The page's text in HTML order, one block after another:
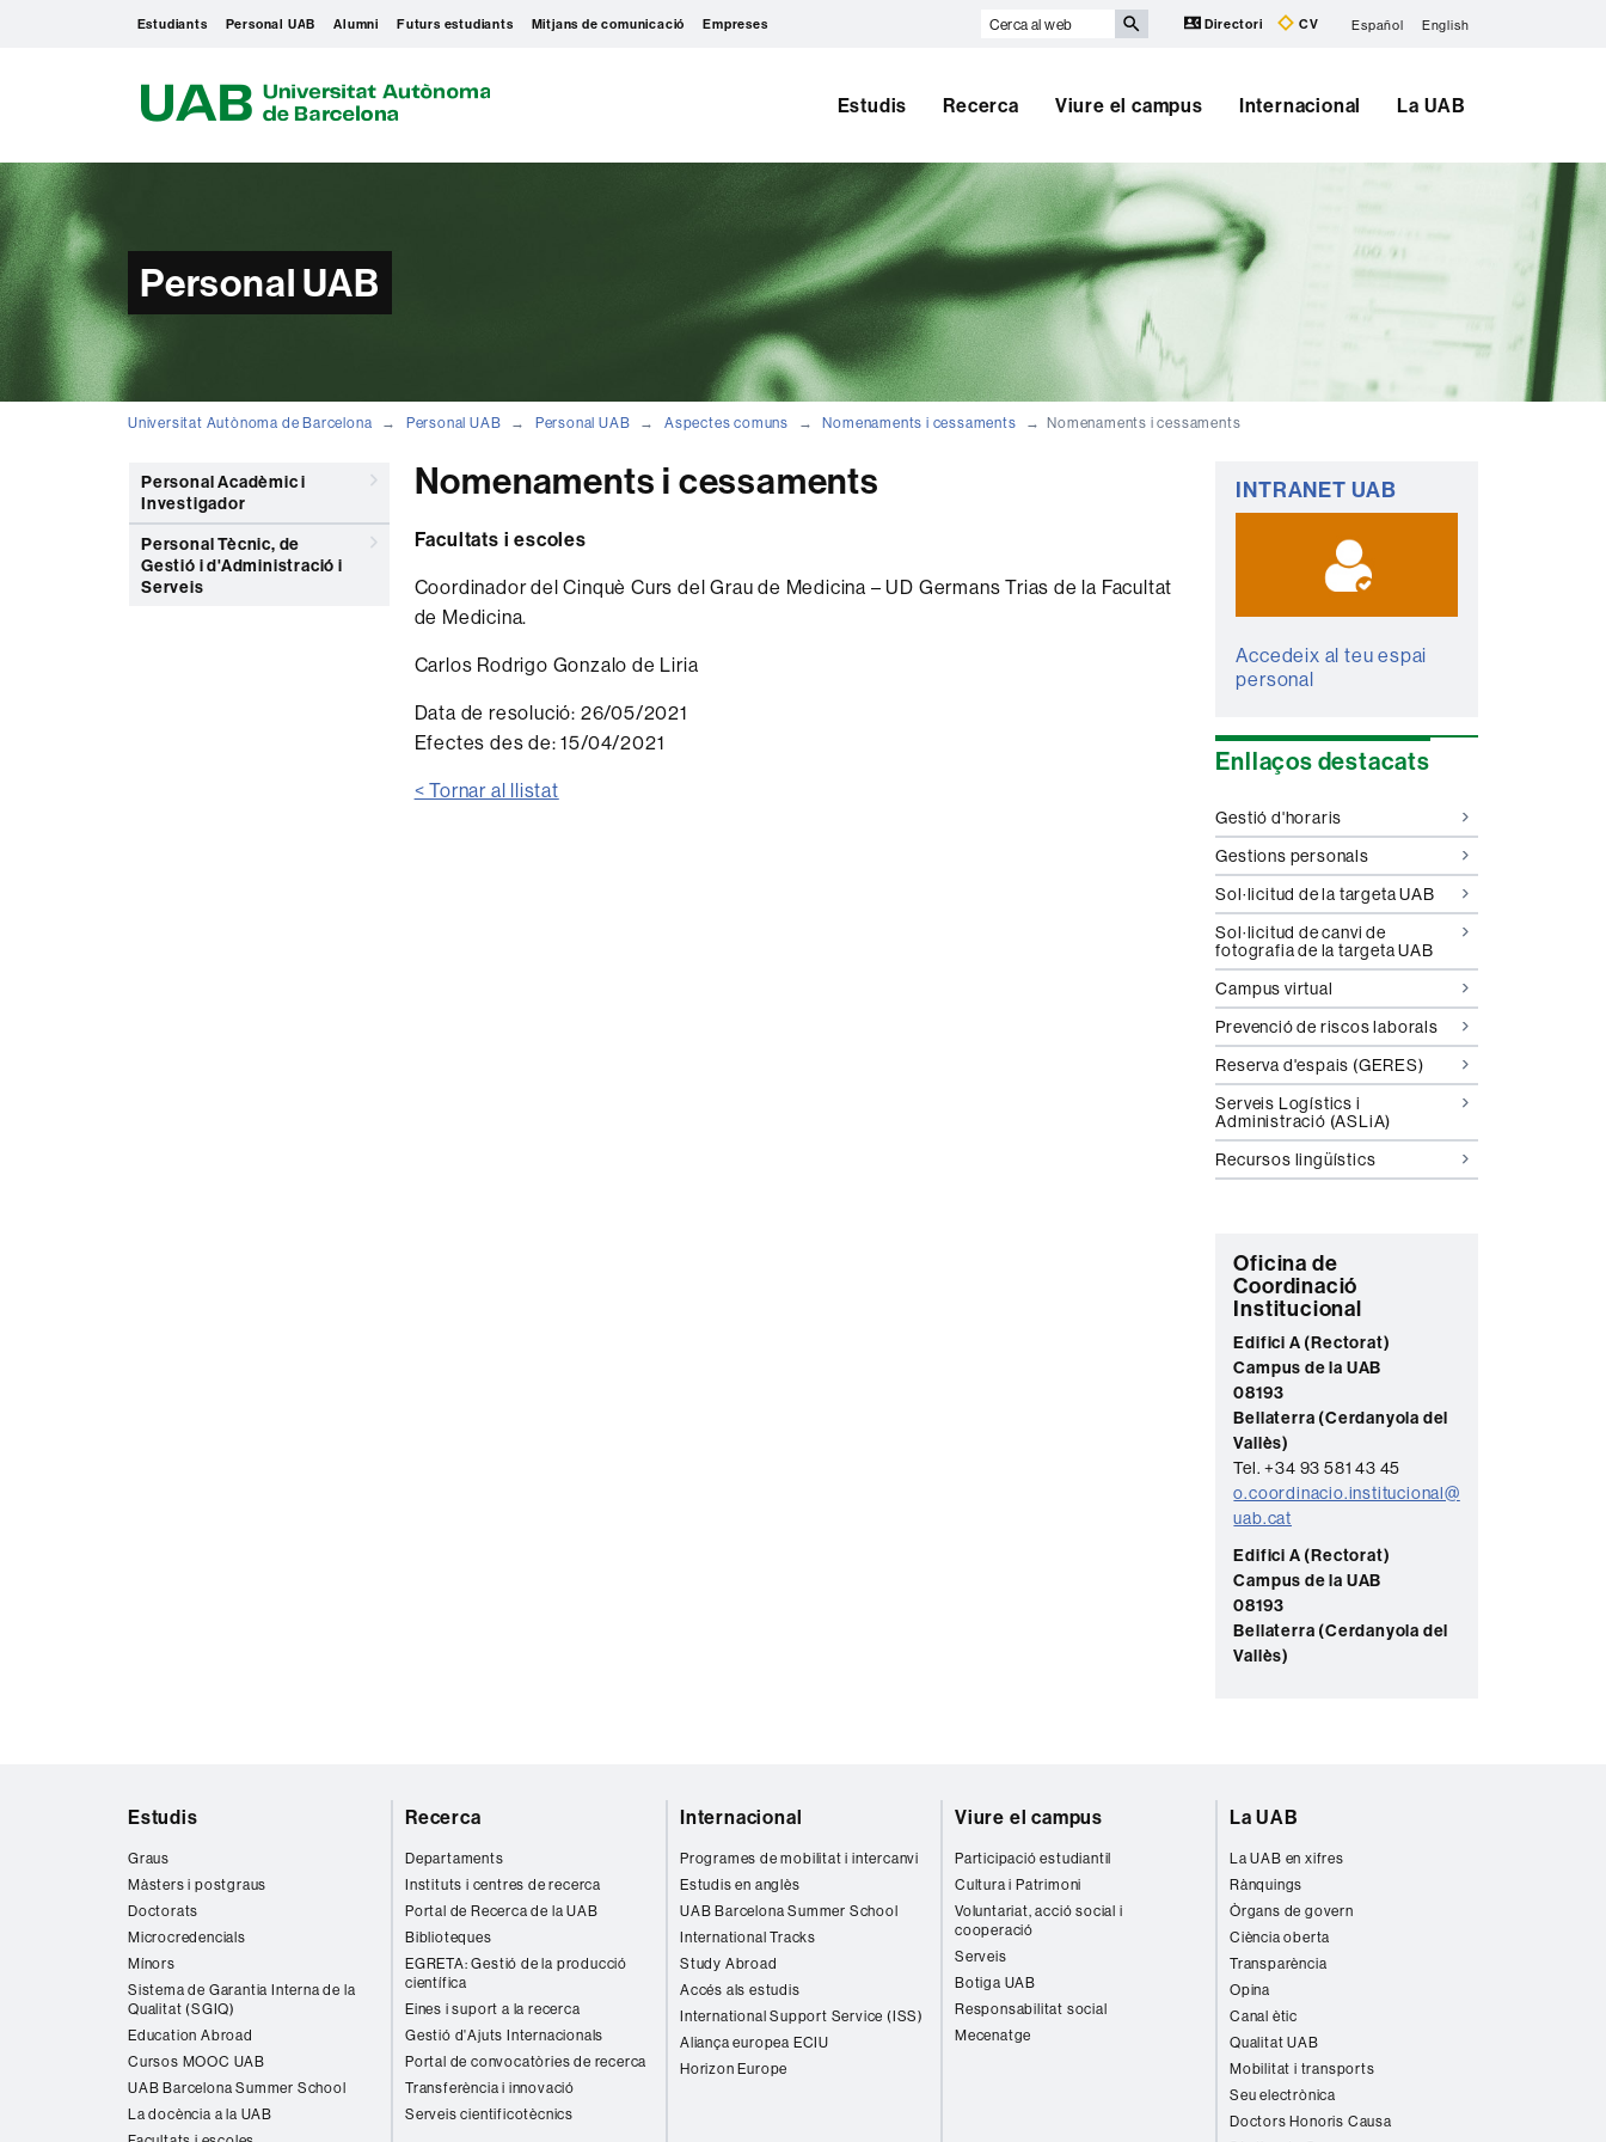
Estudiants Personal UAB Alumni Futurs estudiants Mitjans de comunicació Empreses
Cerca
Directori CV Español English
A
Estudis Recerca Viure el campus Internacional La UAB
Personal UAB
Universitat Autònoma de Barcelona Personal UAB Personal UAB Aspectes comuns Nomenaments i cessaments Nomenaments i cessaments
Personal Acadèmic i
Investigador
Personal Tècnic, de
Gestió i d'Administració i
Serveis
Nomenaments i cessaments
Facultats i escoles
Coordinador del Cinquè Curs del Grau de Medicina – UD Germans Trias de la Facultat
de Medicina.
Carlos Rodrigo Gonzalo de Liria
Data de resolució: 26/05/2021
Efectes des de:15/04/2021
< Tornar al llistat
Informació
complementària
INTRANET UAB
Accedeix al teu espai
personal
Enllaços destacats
Gestió d'horaris
Gestions personals
Sol·licitud de la targeta UAB
Sol·licitud de canvi de
fotografia de la targeta UAB
Campus virtual
Prevenció de riscos laborals
Reserva d'espais (GERES)
Serveis Logístics i
Administració (ASLiA)
Recursos lingüístics
C
o
n
t
a
c
t
e
Oficina de
Coordinació
Institucional
Edifici A (Rectorat)
Campus de la UAB
08193
Bellaterra (Cerdanyola del
Vallès)
Tel. +34 93 581 43 45
o.coordinacio.institucional@
uab.cat
Edifici A (Rectorat)
Campus de la UAB
08193
Bellaterra (Cerdanyola del
Vallès)
Estudis
Graus
Màsters i postgraus
Doctorats
Microcredencials
Mínors
Sistema de Garantia Interna de la
Qualitat (SGIQ)
Education Abroad
Cursos MOOC UAB
UAB Barcelona Summer School
La docència a la UAB
Recerca
Departaments
Instituts i centres de recerca
Portal de Recerca de la UAB
Biblioteques
EGRETA: Gestió de la producció
científica
Eines i suport a la recerca
Gestió d'Ajuts Internacionals
Portal de convocatòries de recerca
Transferència i innovació
Serveis cientificotècnics
Internacional
Programes de mobilitat i intercanvi
Estudis en anglès
UAB Barcelona Summer School
International Tracks
Study Abroad
Accés als estudis
International Support Service (ISS)
Aliança europea ECIU
Horizon Europe
Viure el campus
Participació estudiantil
Cultura i Patrimoni
Voluntariat, acció social i
cooperació
Serveis
Botiga UAB
Responsabilitat social
Mecenatge
La UAB
La UAB en xifres
Rànquings
Òrgans de govern
Ciència oberta
Transparència
Opina
Canal ètic
Qualitat UAB
Mobilitat i transports
Seu electrònica
Doctors Honoris Causa